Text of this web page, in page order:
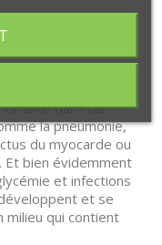
le
dans de
la pneumonie,
du myocarde ou
Et bien évidemment
et infections
et se
milieu qui contient